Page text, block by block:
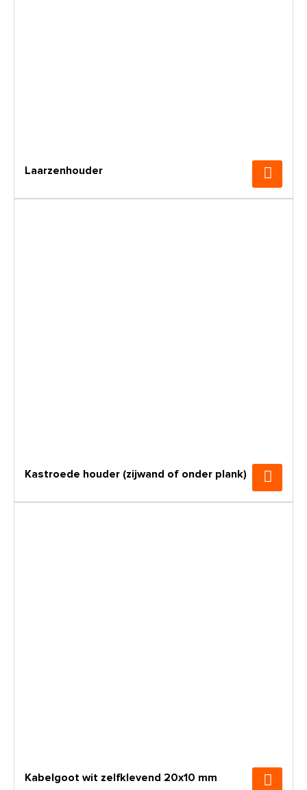
Laarzenhouder
Kastroede houder (zijwand of onder plank)
Kabelgoot wit zelfklevend 20x10 mm